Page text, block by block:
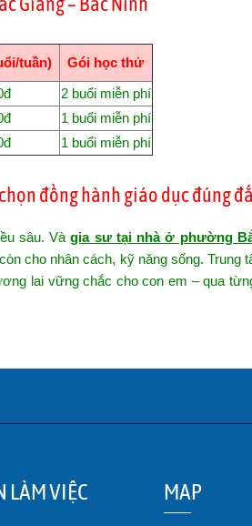
tuần)
Gói học thử
2 buổi miễn phí
1 buổi miễn phí
1 buổi miễn phí
đồng hành giáo dục đúng
sâu. Vàgia sư tại nhà ở phường
cho nhân cách, kỹ năng sống. Trung
lai vững chắc chocon em – qua
LÀM VIỆC MAP